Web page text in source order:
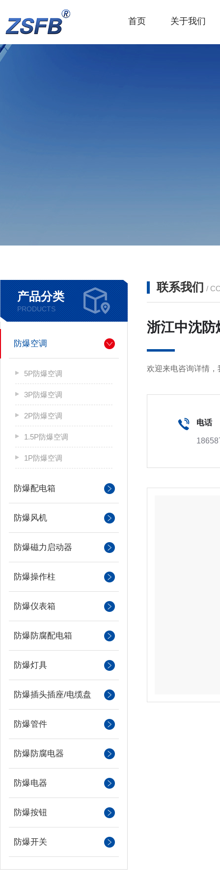
首页 关于我们
产品分类
PRODUCTS
防爆空调
5P防爆空调
3P防爆空调
2P防爆空调
1.5P防爆空调
1P防爆空调
防爆配电箱
防爆风机
防爆磁力启动器
防爆操作柱
防爆仪表箱
防爆防腐配电箱
防爆灯具
防爆插头插座/电缆盘
防爆管件
防爆防腐电器
防爆电器
防爆按钮
防爆开关
联系我们 /
浙江中沈防
欢迎来电咨询详情
电话